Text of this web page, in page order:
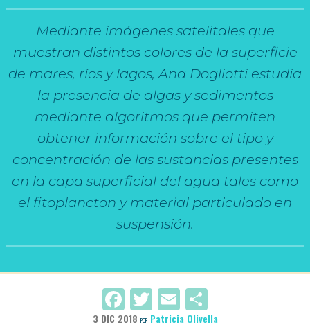
Mediante imágenes satelitales que
muestran distintos colores de la superficie
de mares, ríos y lagos, Ana Dogliotti estudia
la presencia de algas y sedimentos
mediante algoritmos que permiten
obtener información sobre el tipo y
concentración de las sustancias presentes
en la capa superficial del agua tales como
el fitoplancton y material particulado en
suspensión.
Facebook
Twitter
Email
3 DIC 2018 POR Patricia Olivella